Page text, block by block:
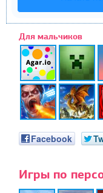
Для мальчиков
Facebook
Игры по